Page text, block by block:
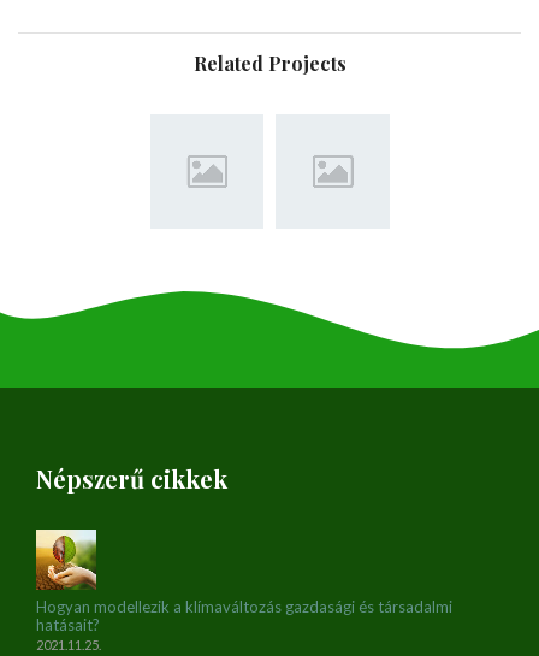
Related Projects
Népszerű cikkek
Hogyan modellezik a klímaváltozás gazdasági és társadalmi
hatásait?
2021.11.25.